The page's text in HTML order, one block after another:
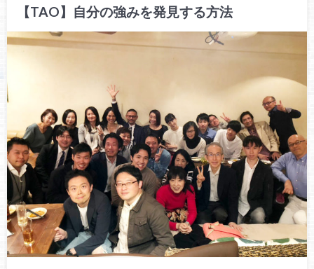
【TAO】自分の強みを発見する方法